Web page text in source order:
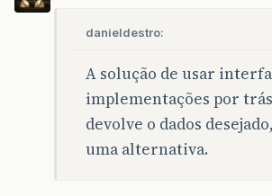
danieldestro:
A solução de usar
implementações por
devolve o dados
uma alternativa.